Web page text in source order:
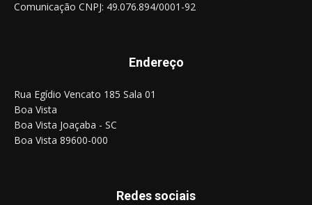
Comunicação CNPJ: 49.076.894/0001-92
Endereço
Rua Egídio Vencato 185 Sala 01
Boa Vista
Boa Vista Joaçaba - SC
Boa Vista 89600-000
Redes sociais